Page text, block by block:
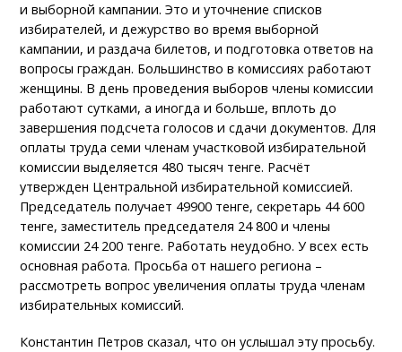
и выборной кампании. Это и уточнение списков
избирателей, и дежурство во время выборной
кампании, и раздача билетов, и подготовка ответов на
вопросы граждан. Большинство в комиссиях работают
женщины. В день проведения выборов члены комиссии
работают сутками, а иногда и больше, вплоть до
завершения подсчета голосов и сдачи документов. Для
оплаты труда семи членам участковой избирательной
комиссии выделяется 480 тысяч тенге. Расчёт
утвержден Центральной избирательной комиссией.
Председатель получает 49900 тенге, секретарь 44 600
тенге, заместитель председателя 24 800 и члены
комиссии 24 200 тенге. Работать неудобно. У всех есть
основная работа. Просьба от нашего региона –
рассмотреть вопрос увеличения оплаты труда членам
избирательных комиссий.
Константин Петров сказал, что он услышал эту просьбу.